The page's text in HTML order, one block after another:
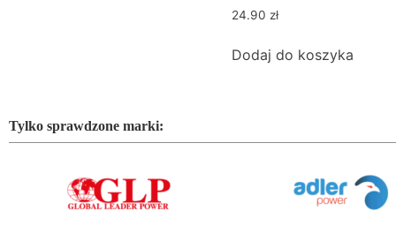
24.90 zł
Dodaj do koszyka
Tylko sprawdzone marki: